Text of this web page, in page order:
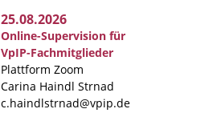
25.08.2026
Online-Supervision für
VpIP-Fachmitglieder
Plattform Zoom
Carina Haindl Strnad
c.haindlstrnad@vpip.de